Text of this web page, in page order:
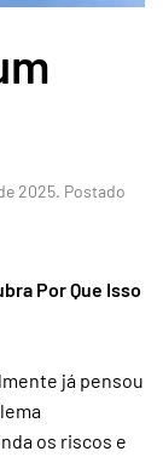
2025. Postado
Por Que Isso
já pensou
os riscos e